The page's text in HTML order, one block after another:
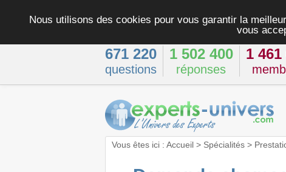
Nous utilisons des cookies pour vous garantir la
vous
671 220
questions
1 502 400
réponses
1 461
Vous êtes ici : Accueil> Spécialités>